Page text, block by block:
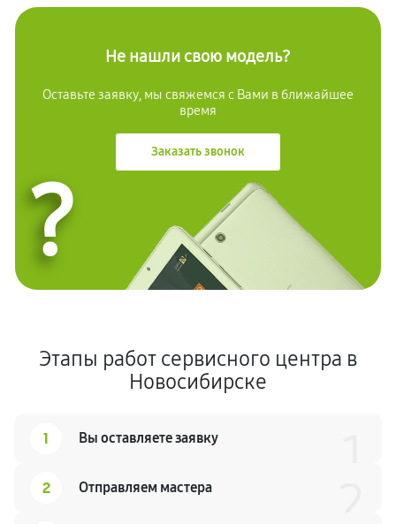
Не нашли свою модель?
Оставьте заявку, мы свяжемся с Вами в ближайшее
время
Заказать звонок
?
Этапы работ сервисного центра в
Новосибирске
1 Вы оставляете заявку
2 Отправляем мастера